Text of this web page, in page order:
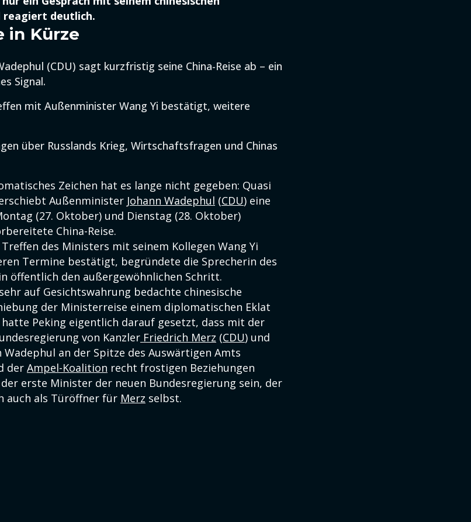
reagiert deutlich.
in Kürze
(CDU) sagt kurzfristig seine China-Reise ab – ein
Signal.
mit Außenminister Wang Yi bestätigt, weitere
über Russlands Krieg, Wirtschaftsfragen und Chinas
Zeichen hat es lange nicht gegeben: Quasi
Außenminister Johann Wadephul (CDU) eine
(27. Oktober) und Dienstag (28. Oktober)
China-Reise.
des Ministers mit seinem Kollegen Wang Yi
Termine bestätigt, begründete die Sprecherin des
öffentlich den außergewöhnlichen Schritt.
auf Gesichtswahrung bedachte chinesische
der Ministerreise einem diplomatischen Eklat
Peking eigentlich darauf gesetzt, dass mit der
von Kanzler Friedrich Merz (CDU) und
an der Spitze des Auswärtigen Amts
der Ampel-Koalition recht frostigen Beziehungen
erste Minister der neuen Bundesregierung sein, der
auch als Türöffner für Merz selbst.